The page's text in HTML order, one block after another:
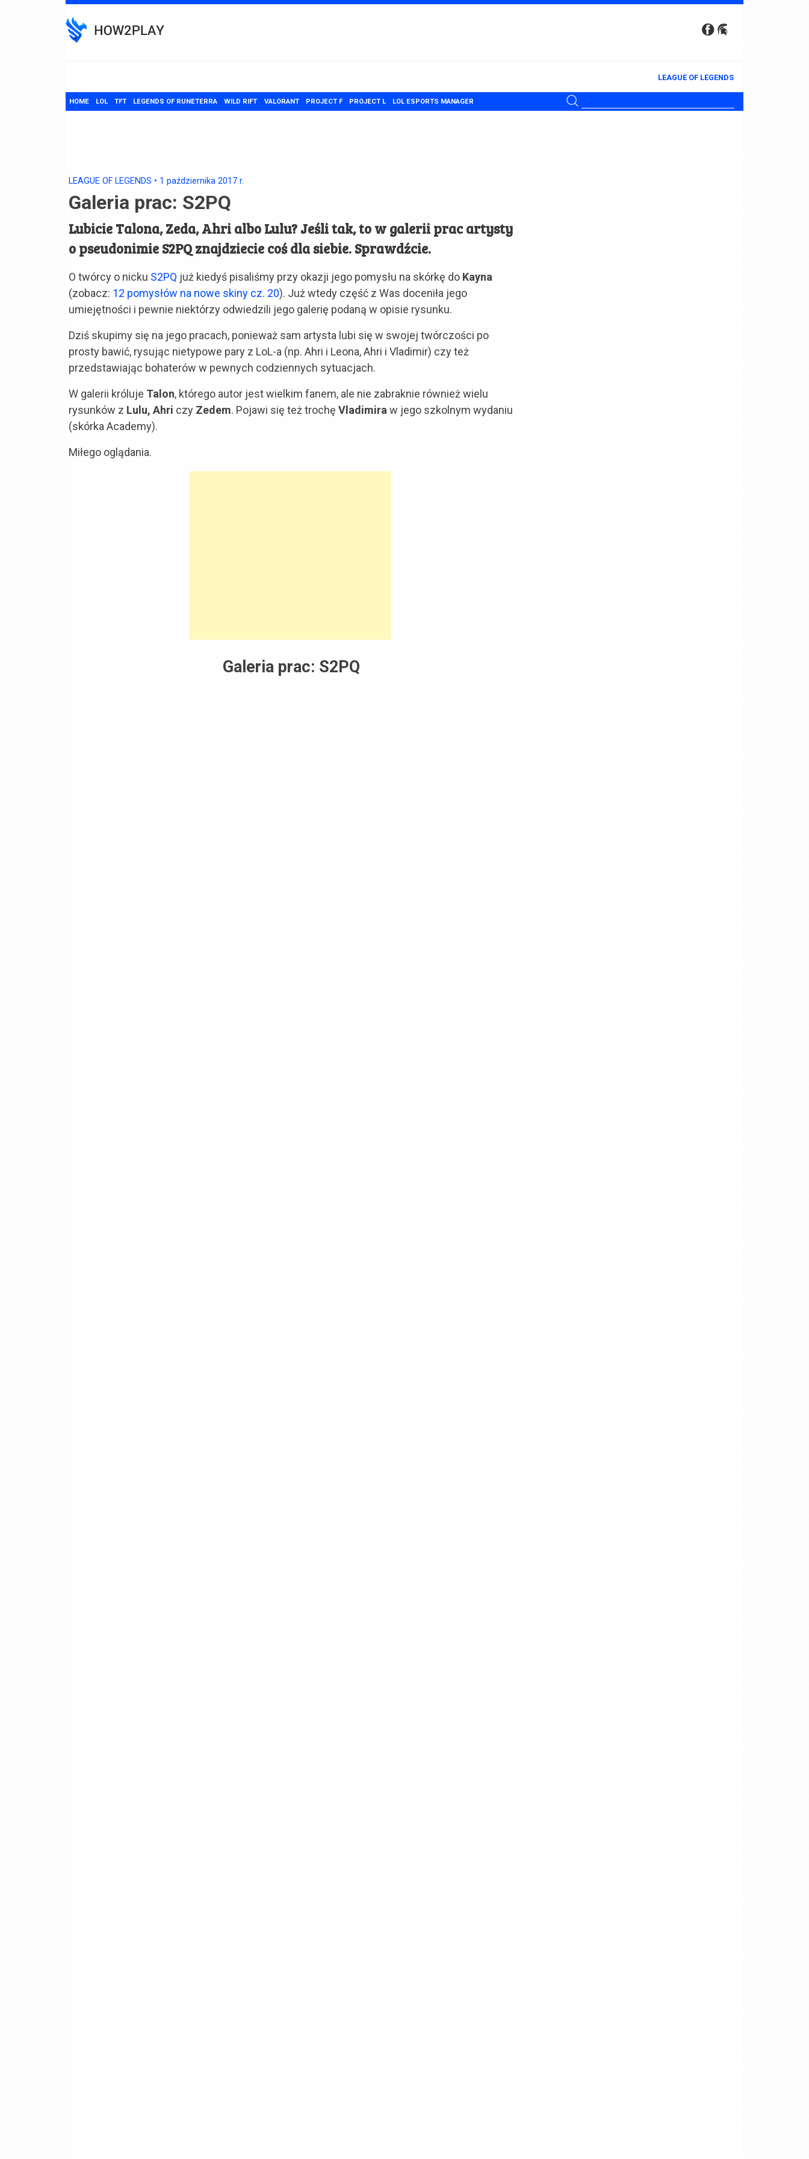
to
content
LEAGUE OF LEGENDS
HOME LOL TFT LEGENDS OF RUNETERRA WILD RIFT VALORANT PROJECT F PROJECT L LOL ESPORTS MANAGER
LEAGUE OF LEGENDS • 1 października 2017 r.
Galeria prac: S2PQ
Lubicie Talona, Zeda, Ahri albo Lulu? Jeśli tak, to w galerii prac artysty
o pseudonimie S2PQ znajdziecie coś dla siebie. Sprawdźcie.
O twórcy o nicku S2PQ już kiedyś pisaliśmy przy okazji jego pomysłu na skórkę do Kayna
(zobacz: 12 pomysłów na nowe skiny cz. 20). Już wtedy część z Was doceniła jego
umiejętności i pewnie niektórzy odwiedzili jego galerię podaną w opisie rysunku.
Dziś skupimy się na jego pracach, ponieważ sam artysta lubi się w swojej twórczości po
prosty bawić, rysując nietypowe pary z LoL-a (np. Ahri i Leona, Ahri i Vladimir) czy też
przedstawiając bohaterów w pewnych codziennych sytuacjach.
W galerii króluje Talon, którego autor jest wielkim fanem, ale nie zabraknie również wielu
rysunków z Lulu, Ahri czy Zedem. Pojawi się też trochę Vladimira w jego szkolnym wydaniu
(skórka Academy).
Miłego oglądania.
Galeria prac: S2PQ